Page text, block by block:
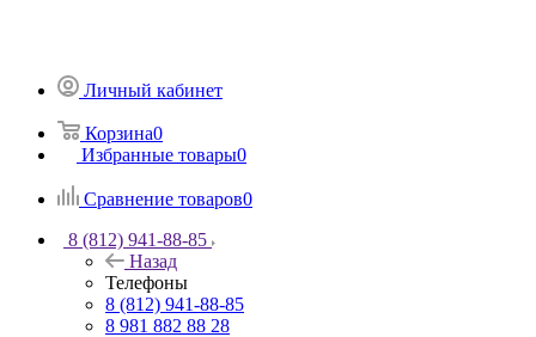
Личный кабинет
Корзина0
Избранные товары0
Сравнение товаров0
8 (812) 941-88-85
Назад
Телефоны
8 (812) 941-88-85
8 981 882 88 28